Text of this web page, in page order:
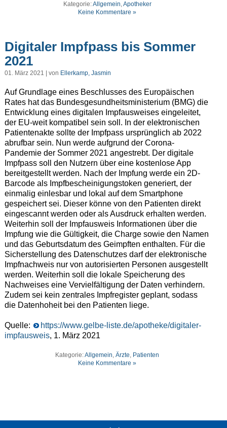
Kategorie:Allgemein,Apotheker
Keine Kommentare »
Digitaler Impfpass bis Sommer
2021
01. März 2021 | von Ellerkamp, Jasmin
Auf Grundlage eines Beschlusses des Europäischen
Rates hat das Bundesgesundheitsministerium (BMG) die
Entwicklung eines digitalen Impfausweises eingeleitet,
der EU-weit kompatibel sein soll. In der elektronischen
Patientenakte sollte der Impfpass ursprünglich ab 2022
abrufbar sein. Nun werde aufgrund der Corona-
Pandemie der Sommer 2021 angestrebt. Der digitale
Impfpass soll den Nutzern über eine kostenlose App
bereitgestellt werden. Nach der Impfung werde ein 2D-
Barcode als Impfbescheinigungstoken generiert, der
einmalig einlesbar und lokal auf dem Smartphone
gespeichert sei. Dieser könne von den Patienten direkt
eingescannt werden oder als Ausdruck erhalten werden.
Weiterhin soll der Impfausweis Informationen über die
Impfung wie die Gültigkeit, die Charge sowie den Namen
und das Geburtsdatum des Geimpften enthalten. Für die
Sicherstellung des Datenschutzes darf der elektronische
Impfnachweis nur von autorisierten Personen ausgestellt
werden. Weiterhin soll die lokale Speicherung des
Nachweises eine Vervielfältigung der Daten verhindern.
Zudem sei kein zentrales Impfregister geplant, sodass
die Datenhoheit bei den Patienten liege.
Quelle:
https://www.gelbe-liste.de/apotheke/digitaler-
impfausweis, 1. März 2021
Kategorie:Allgemein,Ärzte, Patienten
Keine Kommentare »